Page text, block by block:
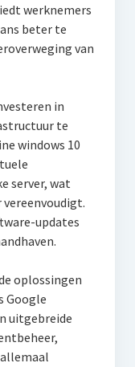
werknemers
beter te
van
in
te
windows 10
server, wat
updates
oplossingen
Google
uitgebreide